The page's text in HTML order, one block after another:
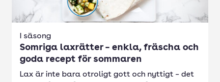
I säsong
Somriga laxrätter – enkla, fräscha och
goda recept för sommaren
Lax är inte bara otroligt gott och nyttigt – det